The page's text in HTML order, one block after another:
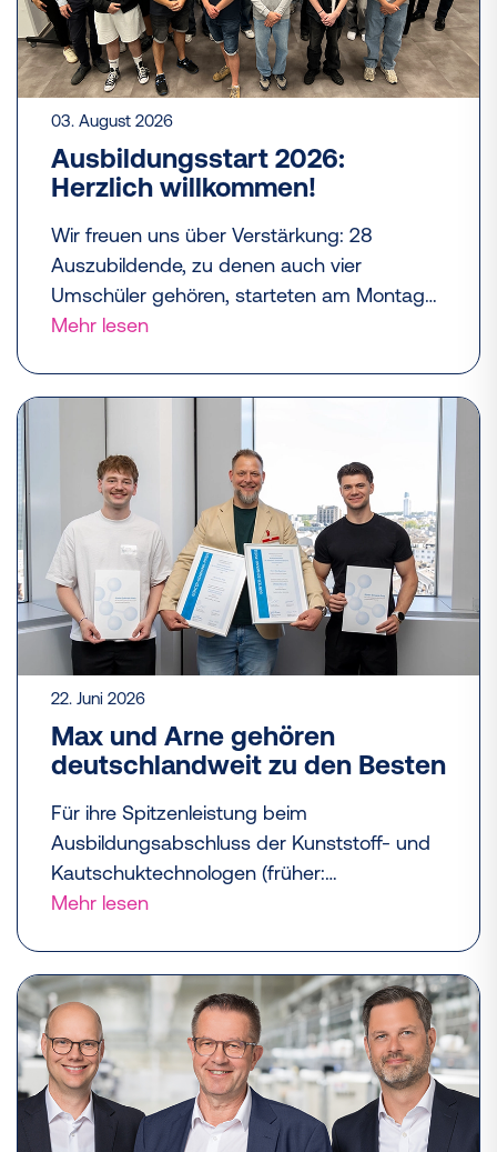
03. August 2026
Ausbildungsstart 2026:
Herzlich willkommen!
Wir freuen uns über Verstärkung: 28
Auszubildende, zu denen auch vier
Umschüler gehören, starteten am Montag
(3. August) bei Pöppelmann in ihren neuen
Mehr lesen
22. Juni 2026
Max und Arne gehören
deutschlandweit zu den Besten
Für ihre Spitzenleistung beim
Ausbildungsabschluss der Kunststoff- und
Kautschuktechnologen (früher:
Verfahrensmechaniker) in der Winterprüfung
unsere jungen Kollegen Arne Hilge und Max
Baumtrog mit dem Günter-Schwank-Preis
aus.
Mehr lesen